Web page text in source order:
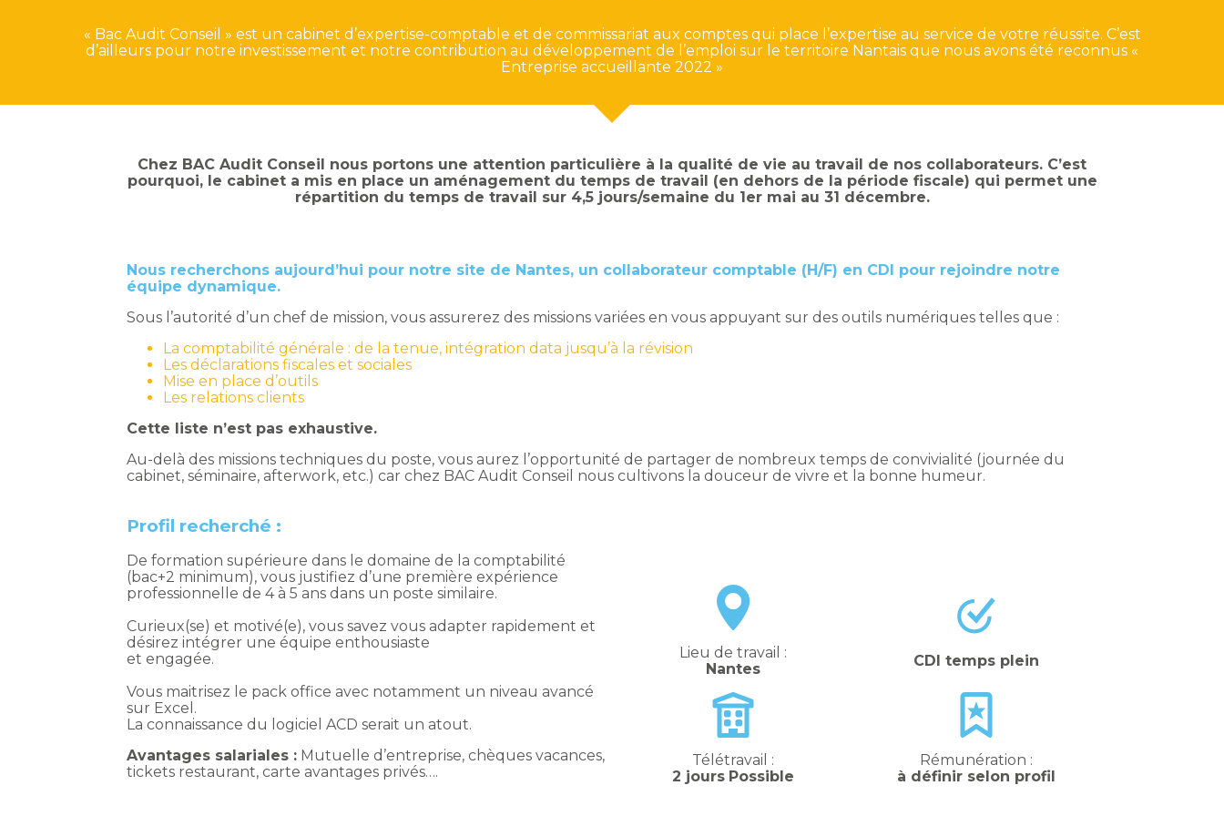
« Bac Audit Conseil » est un cabinet d’expertise-comptable et de commissariat aux comptes qui place l’expertise au service de votre réussite. C’est
d’ailleurs pour notre investissement et notre contribution au développement de l’emploi sur le territoire Nantais que nous avons été reconnus «
Entreprise accueillante 2022 »
Chez BAC Audit Conseil nous portons une attention particulière à la qualité de vie au travail de nos collaborateurs. C’est
pourquoi, le cabinet a mis en place un aménagement du temps de travail (en dehors de la période fiscale) qui permet une
répartition du temps de travail sur 4,5 jours/semaine du 1er mai au 31 décembre.
Nous recherchons aujourd’hui pour notre site de Nantes, un collaborateur comptable (H/F) en CDI pour rejoindre notre
équipe dynamique.
Sous l’autorité d’un chef de mission, vous assurerez des missions variées en vous appuyant sur des outils numériques telles que :
La comptabilité générale : de la tenue, intégration data jusqu’à la révision
Les déclarations fiscales et sociales
Mise en place d’outils
Les relations clients
Cette liste n’est pas exhaustive.
Au-delà des missions techniques du poste, vous aurez l’opportunité de partager de nombreux temps de convivialité (journée du
cabinet, séminaire, afterwork, etc.) car chez BAC Audit Conseil nous cultivons la douceur de vivre et la bonne humeur.
Profil recherché :
De formation supérieure dans le domaine de la comptabilité
(bac+2 minimum), vous justifiez d’une première expérience
professionnelle de 4 à 5 ans dans un poste similaire.
Curieux(se) et motivé(e), vous savez vous adapter rapidement et
désirez intégrer une équipe enthousiaste
et engagée.
Vous maitrisez le pack office avec notamment un niveau avancé
sur Excel.
La connaissance du logiciel ACD serait un atout.
Avantages salariales : Mutuelle d’entreprise, chèques vacances,
tickets restaurant, carte avantages privés….
Lieu de travail :
Nantes
CDI temps plein
Télétravail :
2 jours Possible
Rémunération :
à définir selon profil